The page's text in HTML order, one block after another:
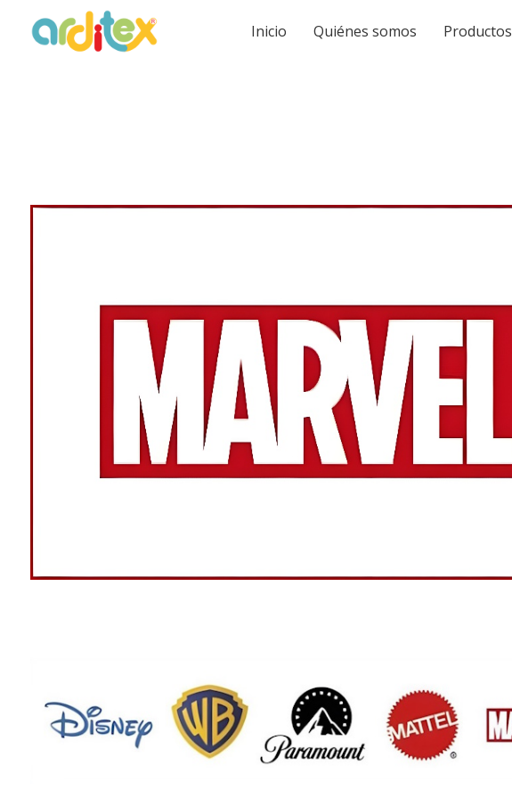
Inicio Quiénes somos Productos